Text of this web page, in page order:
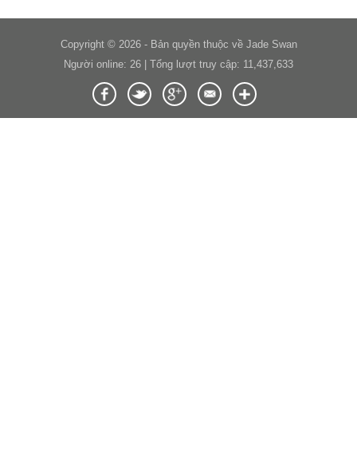
Copyright © 2026 - Bản quyền thuộc về Jade Swan
Người online: 26 | Tổng lượt truy cập: 11,437,633